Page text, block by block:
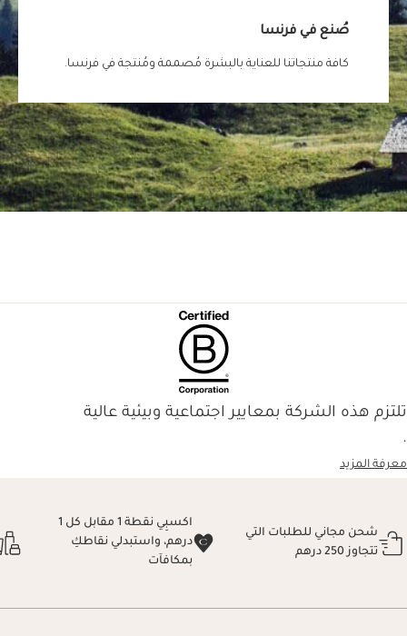
صُنع في فرنسا
كافة منتجاتنا للعناية بالبشرة مُصممة ومُنتجة في فرنسا.
تلتزم هذه الشركة بمعايير اجتماعية وبيئية عالية
.
معرفة المزيد
شحن مجاني للطلبات التي
تتجاوز 250 درهم
اكسبِي نقطة 1 مقابل كل 1
درهم، واستبدلي نقاطكِ
بمكافآت